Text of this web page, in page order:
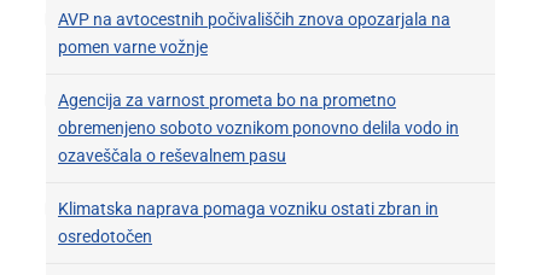
AVP na avtocestnih počivališčih znova opozarjala na
pomen varne vožnje
Agencija za varnost prometa bo na prometno
obremenjeno soboto voznikom ponovno delila vodo in
ozaveščala o reševalnem pasu
Klimatska naprava pomaga vozniku ostati zbran in
osredotočen